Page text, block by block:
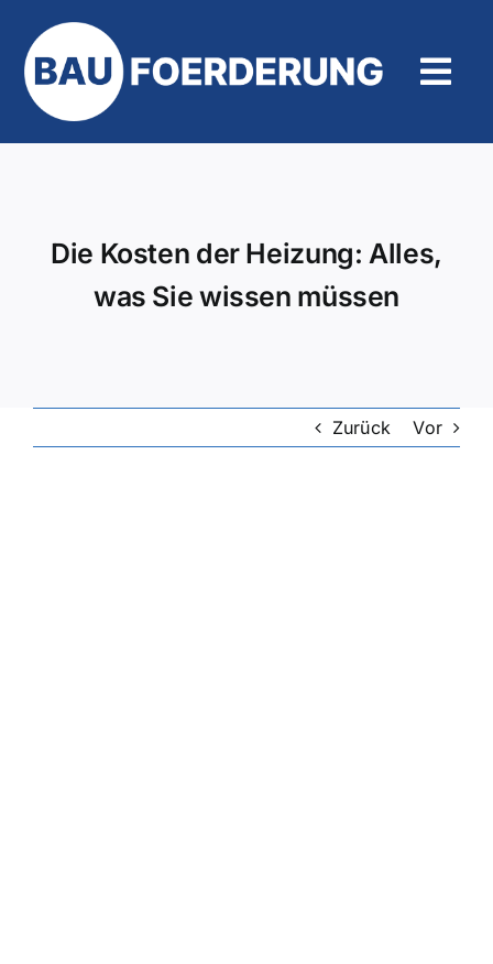
Inhalt
springen
Die Kosten der Heizung: Alles,
was Sie wissen müssen
Zurück Vor